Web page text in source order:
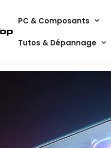
PC & Composants
Tutos & Dépannage